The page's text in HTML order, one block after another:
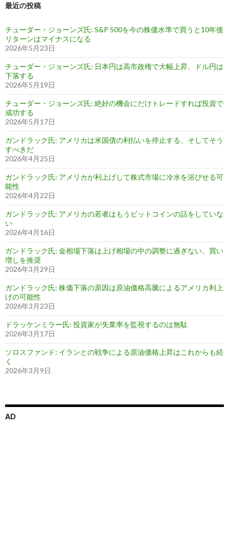
最近の投稿
チューダー・ジョーンズ氏: S&P 500を今の株価水準で買うと10年後
リターンはマイナスになる
2026年5月23日
チューダー・ジョーンズ氏: 日本円は高市政権で大幅上昇、ドル円は
下落する
2026年5月19日
チューダー・ジョーンズ氏: 絶好の機会にだけトレードすれば投資で
成功する
2026年5月17日
ガンドラック氏: アメリカは米国債の利払いを停止する、そしてそう
すべきだ
2026年4月25日
ガンドラック氏: アメリカが利上げして株式市場に冷水を浴びせる可
能性
2026年4月22日
ガンドラック氏: アメリカの若者はもうビットコインの話をしていな
い
2026年4月16日
ガンドラック氏: 金相場下落は上げ相場の中の調整に過ぎない、買い
増しを推奨
2026年3月29日
ガンドラック氏: 株価下落の原因は原油価格高騰によるアメリカ利上
げの可能性
2026年3月23日
ドラッケンミラー氏: 投資家が失業率を監視するのは無駄
2026年3月17日
ソロスファンド: イランとの戦争による原油価格上昇はこれからも続
く
2026年3月9日
AD